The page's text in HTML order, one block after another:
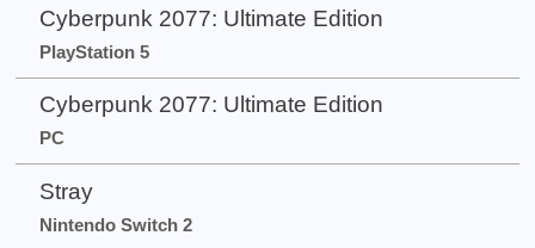
Cyberpunk 2077: Ultimate Edition
PlayStation 5
Cyberpunk 2077: Ultimate Edition
PC
Stray
Nintendo Switch 2